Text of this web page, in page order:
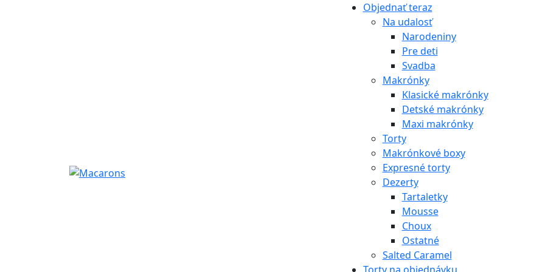
Objednať teraz
Na udalosť
Narodeniny
Pre deti
Svadba
Makrónky
Klasické makrónky
Detské makrónky
Maxi makrónky
Torty
Makrónkové boxy
Expresné torty
Dezerty
Tartaletky
Mousse
Choux
Ostatné
Salted Caramel